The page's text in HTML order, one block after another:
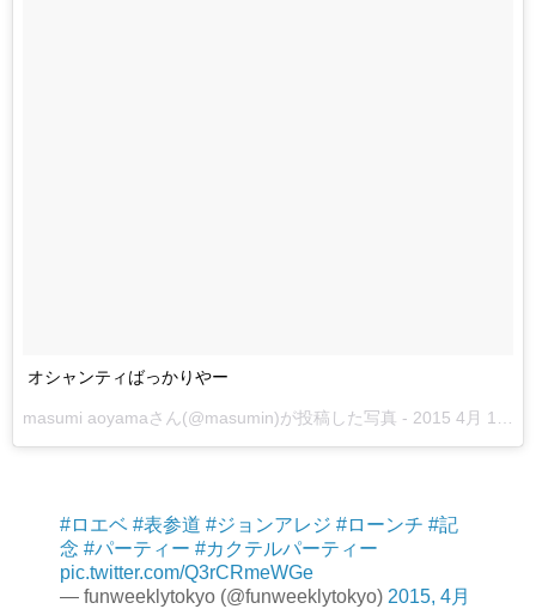
オシャンティばっかりやー
masumi aoyamaさん(@masumin)が投稿した写真 - 2015 4月 14 4:04午前 PDT
#ロエベ #表参道 #ジョンアレジ #ローンチ #記
念 #パーティー #カクテルパーティー
pic.twitter.com/Q3rCRmeWGe
— funweeklytokyo (@funweeklytokyo) 2015, 4月